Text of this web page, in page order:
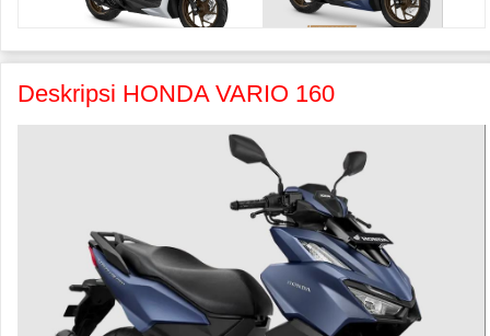
Deskripsi HONDA VARIO 160